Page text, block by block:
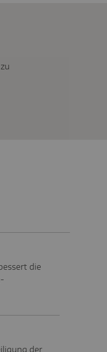
die
der